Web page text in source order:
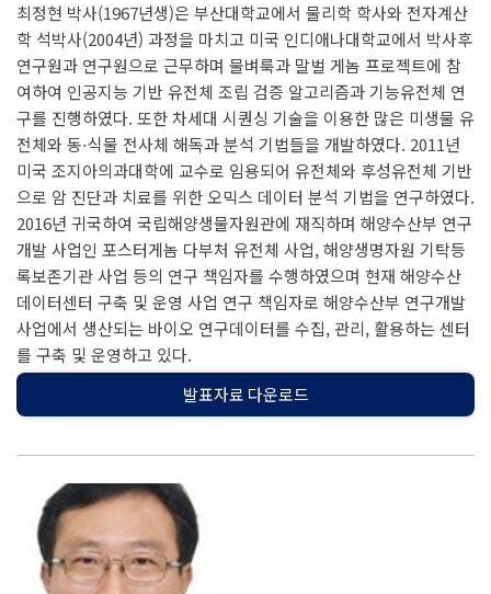
최정현 박사(1967년생)은 부산대학교에서 물리학 학사와 전자계산
학 석박사(2004년) 과정을 마치고 미국 인디애나대학교에서 박사후
연구원과 연구원으로 근무하며 물벼룩과 말벌 게놈 프로젝트에 참
여하여 인공지능 기반 유전체 조립 검증 알고리즘과 기능유전체 연
구를 진행하였다. 또한 차세대 시퀀싱 기술을 이용한 많은 미생물 유
전체와 동⋅식물 전사체 해독과 분석 기법들을 개발하였다. 2011년
미국 조지아의과대학에 교수로 임용되어 유전체와 후성유전체 기반
으로 암 진단과 치료를 위한 오믹스 데이터 분석 기법을 연구하였다.
2016년 귀국하여 국립해양생물자원관에 재직하며 해양수산부 연구
개발 사업인 포스터게놈 다부처 유전체 사업, 해양생명자원 기탁등
록보존기관 사업 등의 연구 책임자를 수행하였으며 현재 해양수산
데이터센터 구축 및 운영 사업 연구 책임자로 해양수산부 연구개발
사업에서 생산되는 바이오 연구데이터를 수집, 관리, 활용하는 센터
를 구축 및 운영하고 있다.
발표자료 다운로드